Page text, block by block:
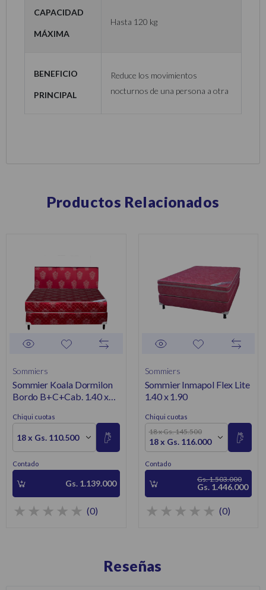
Capacidad
máxima
Hasta 120 kg
Beneficio
principal
Reduce los movimientos
nocturnos de una persona a otra
Productos Relacionados
Sommiers
Sommier Koala Dormilon
Bordo B+C+Cab. 1.40 x
Chiqui cuotas
18 x Gs. 110.500
Contado
Gs. 1.139.000
(0)
Sommiers
Sommier Inmapol Flex Lite
1.40 x 1.90
Chiqui cuotas
18 x Gs. 145.500
18 x Gs. 116.000
Contado
Gs. 1.503.000
Gs. 1.446.000
(0)
Reseñas